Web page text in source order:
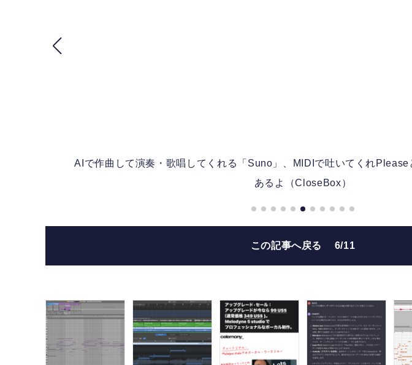
AIで作曲して演奏・歌唱してくれる「Suno」、MIDIで吐いてくれPlease
あるよ（CloseBox）
この記事へ戻る 6/11